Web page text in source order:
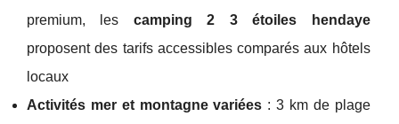
premium, les camping 2 3 étoiles hendaye
proposent des tarifs accessibles comparés aux hôtels
locaux
Activités mer et montagne variées : 3 km de plage